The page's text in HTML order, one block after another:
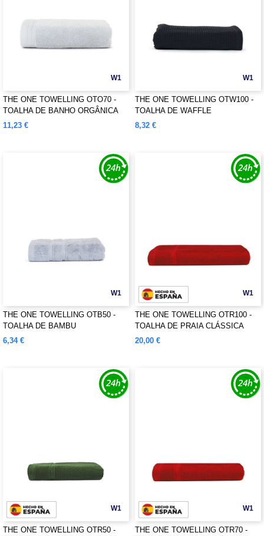
W1
THE ONE TOWELLING OTO70 -
TOALHA DE BANHO ORGÂNICA
11,23 €
W1
THE ONE TOWELLING OTW100 -
TOALHA DE WAFFLE
8,32 €
W1
THE ONE TOWELLING OTB50 -
TOALHA DE BAMBU
6,34 €
W1
THE ONE TOWELLING OTR100 -
TOALHA DE PRAIA CLÁSSICA
RECICLADA
20,00 €
W1
THE ONE TOWELLING OTR50 -
W1
THE ONE TOWELLING OTR70 -